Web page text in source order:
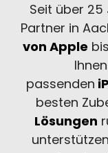
Seit über
Partner in
von Apple
passenden
besten
Lösungen